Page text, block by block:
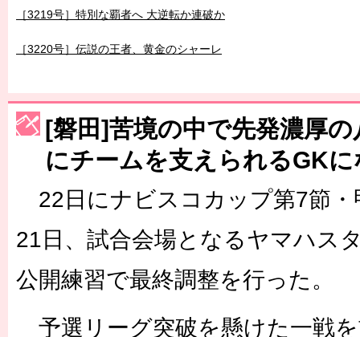
［3219号］特別な覇者へ 大逆転か連破か
［3220号］伝説の王者、黄金のシャーレ
［3230号］世界一への夢は終わらない
［3223号］一丸。日本出陣
［3222号］史上最大のW杯開幕 注目は「個」
[磐田]苦境の中で先発濃厚
にチームを支えられるGK
22日にナビスコカップ第7節・
21日、試合会場となるヤマハス
公開練習で最終調整を行った。
予選リーグ突破を懸けた一戦